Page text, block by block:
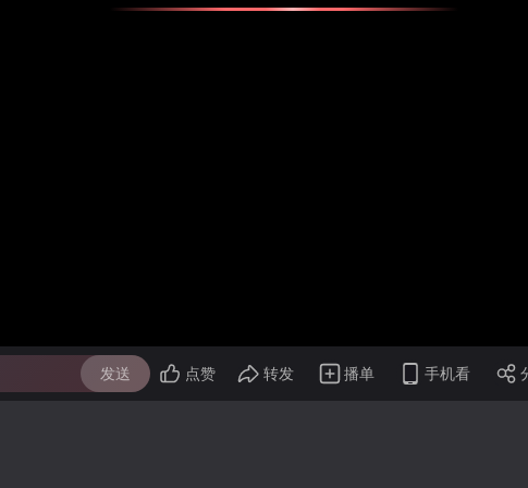
发送 点赞 转发 播单 手机看